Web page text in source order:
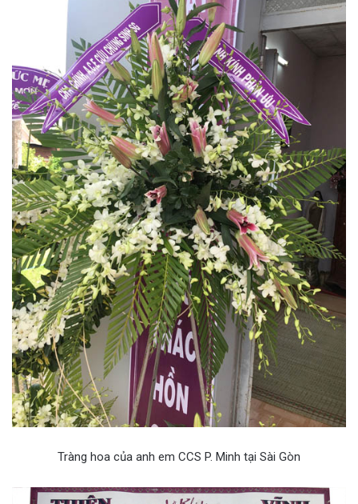
Tràng hoa của anh em CCS P. Minh tại Sài Gòn